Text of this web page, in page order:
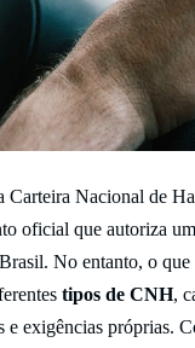
Nacional de
oficial que autoriza
No entanto, o que
tipos de CNH,
e exigências próprias.